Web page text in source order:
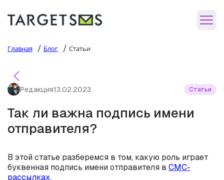
Главная / Блог / Статьи
Редакция13.02.2023 Статьи
Так ли важна подпись имени
отправителя?
В этой статье разберемся в том, какую роль играет
буквенная подпись имени отправителя в СМС-
рассылках.